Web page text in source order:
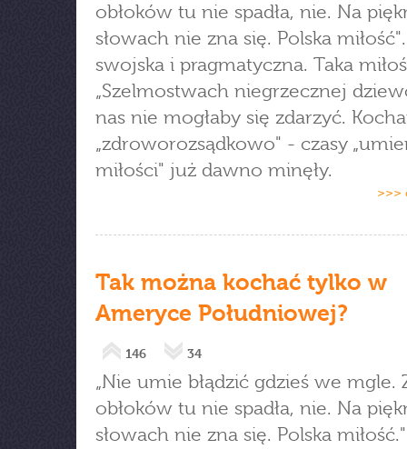
obłoków tu nie spadła, nie. Na
słowach nie zna się. Polska
swojska i pragmatyczna. Taka
„Szelmostwach niegrzecznej
nas nie mogłaby się zdarzyć.
„zdroworozsądkowo" - czasy
miłości" już dawno minęły.
>>>
Tak można kochać tylko w
Ameryce Południowej?
146 34
„Nie umie błądzić gdzieś we mgle.
obłoków tu nie spadła, nie. Na
słowach nie zna się. Polska